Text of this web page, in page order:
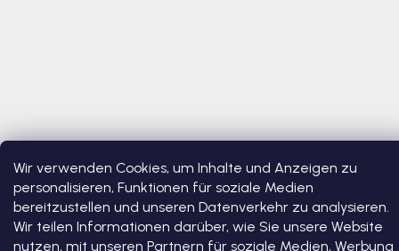
Wir verwenden Cookies, um Inhalte und Anzeigen zu
personalisieren, Funktionen für soziale Medien
bereitzustellen und unseren Datenverkehr zu analysieren.
Wir teilen Informationen darüber, wie Sie unsere Website
nutzen, mit unseren Partnern für soziale Medien, Werbung
Erstellt von Shoptet Premium
Copyright 2026Bosono. Alle Rechte vorbehalten.Cookie-
Einstellungen ändern